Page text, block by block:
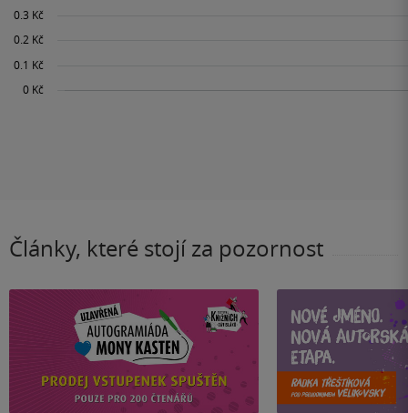
Články, které stojí za pozornost